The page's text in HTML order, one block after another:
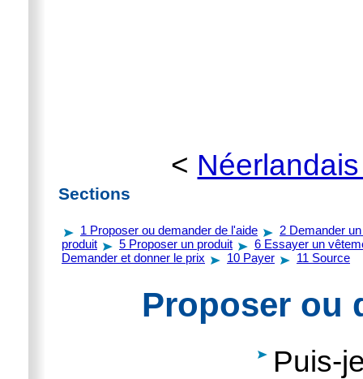
<
Sections
1 Proposer ou demander de l'aide 2 Demander
produit
5 Proposer un produit 6 Essayer un
Demander et donner le prix
10 Payer 11 Source
Proposer ou
Puis-